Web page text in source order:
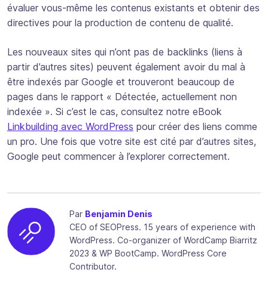
évaluer vous-même les contenus existants et obtenir des
directives pour la production de contenu de qualité.
Les nouveaux sites qui n’ont pas de backlinks (liens à
partir d’autres sites) peuvent également avoir du mal à
être indexés par Google et trouveront beaucoup de
pages dans le rapport « Détectée, actuellement non
indexée ». Si c’est le cas, consultez notre eBook
Linkbuilding avec WordPress pour créer des liens comme
un pro. Une fois que votre site est cité par d’autres sites,
Google peut commencer à l’explorer correctement.
Par Benjamin Denis
CEO of SEOPress. 15 years of experience with
WordPress. Co-organizer of WordCamp Biarritz
2023 & WP BootCamp. WordPress Core
Contributor.